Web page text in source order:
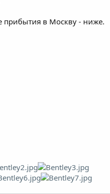
прибытия в Москву - ниже.